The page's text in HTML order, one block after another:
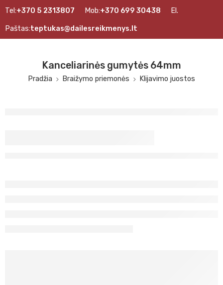
Tel:+370 5 2313807 Mob:+370 699 30438 El.
Paštas:teptukas@dailesreikmenys.lt
Kanceliarinės gumytės 64mm
Pradžia Braižymo priemonės Klijavimo juostos